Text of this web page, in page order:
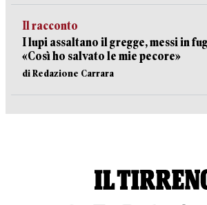
Il racconto
I lupi assaltano il gregge, messi in
«Così ho salvato le mie pecore»
di Redazione Carrara